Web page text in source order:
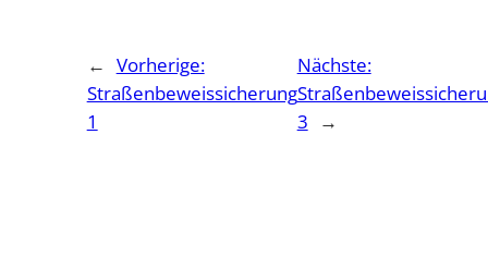
← Vorherige:
Straßenbeweissicherung
1
Nächste:
3
→